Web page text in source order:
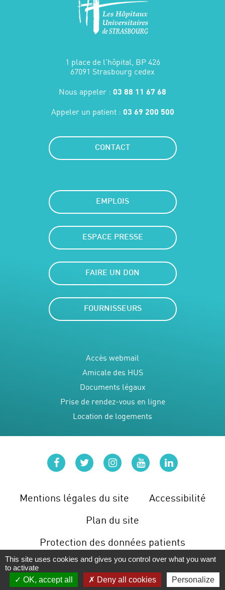
1 place de l'hôpital, BP 426
67091 Strasbourg cedex
Nous appeler : 03 88 11 67 68
Appeler un patient : 03 69 200 500
CONTACT
EMPLOIS
ESPACE PRESSE
FAIRE UN DON
FOURNISSEURS
Accès webmail
Amicale des HUS
Documents légaux
Prise de rendez-vous en ligne
Location de logements
Mentions légales du site
Accessibilité
Plan du site
Protection des données patients
Gérer les cookies
facebooktwitterinstagram
youtubelinkedin
This site uses cookies and gives you control over what you want
to activate
OK, accept all
Deny all cookies
Personalize